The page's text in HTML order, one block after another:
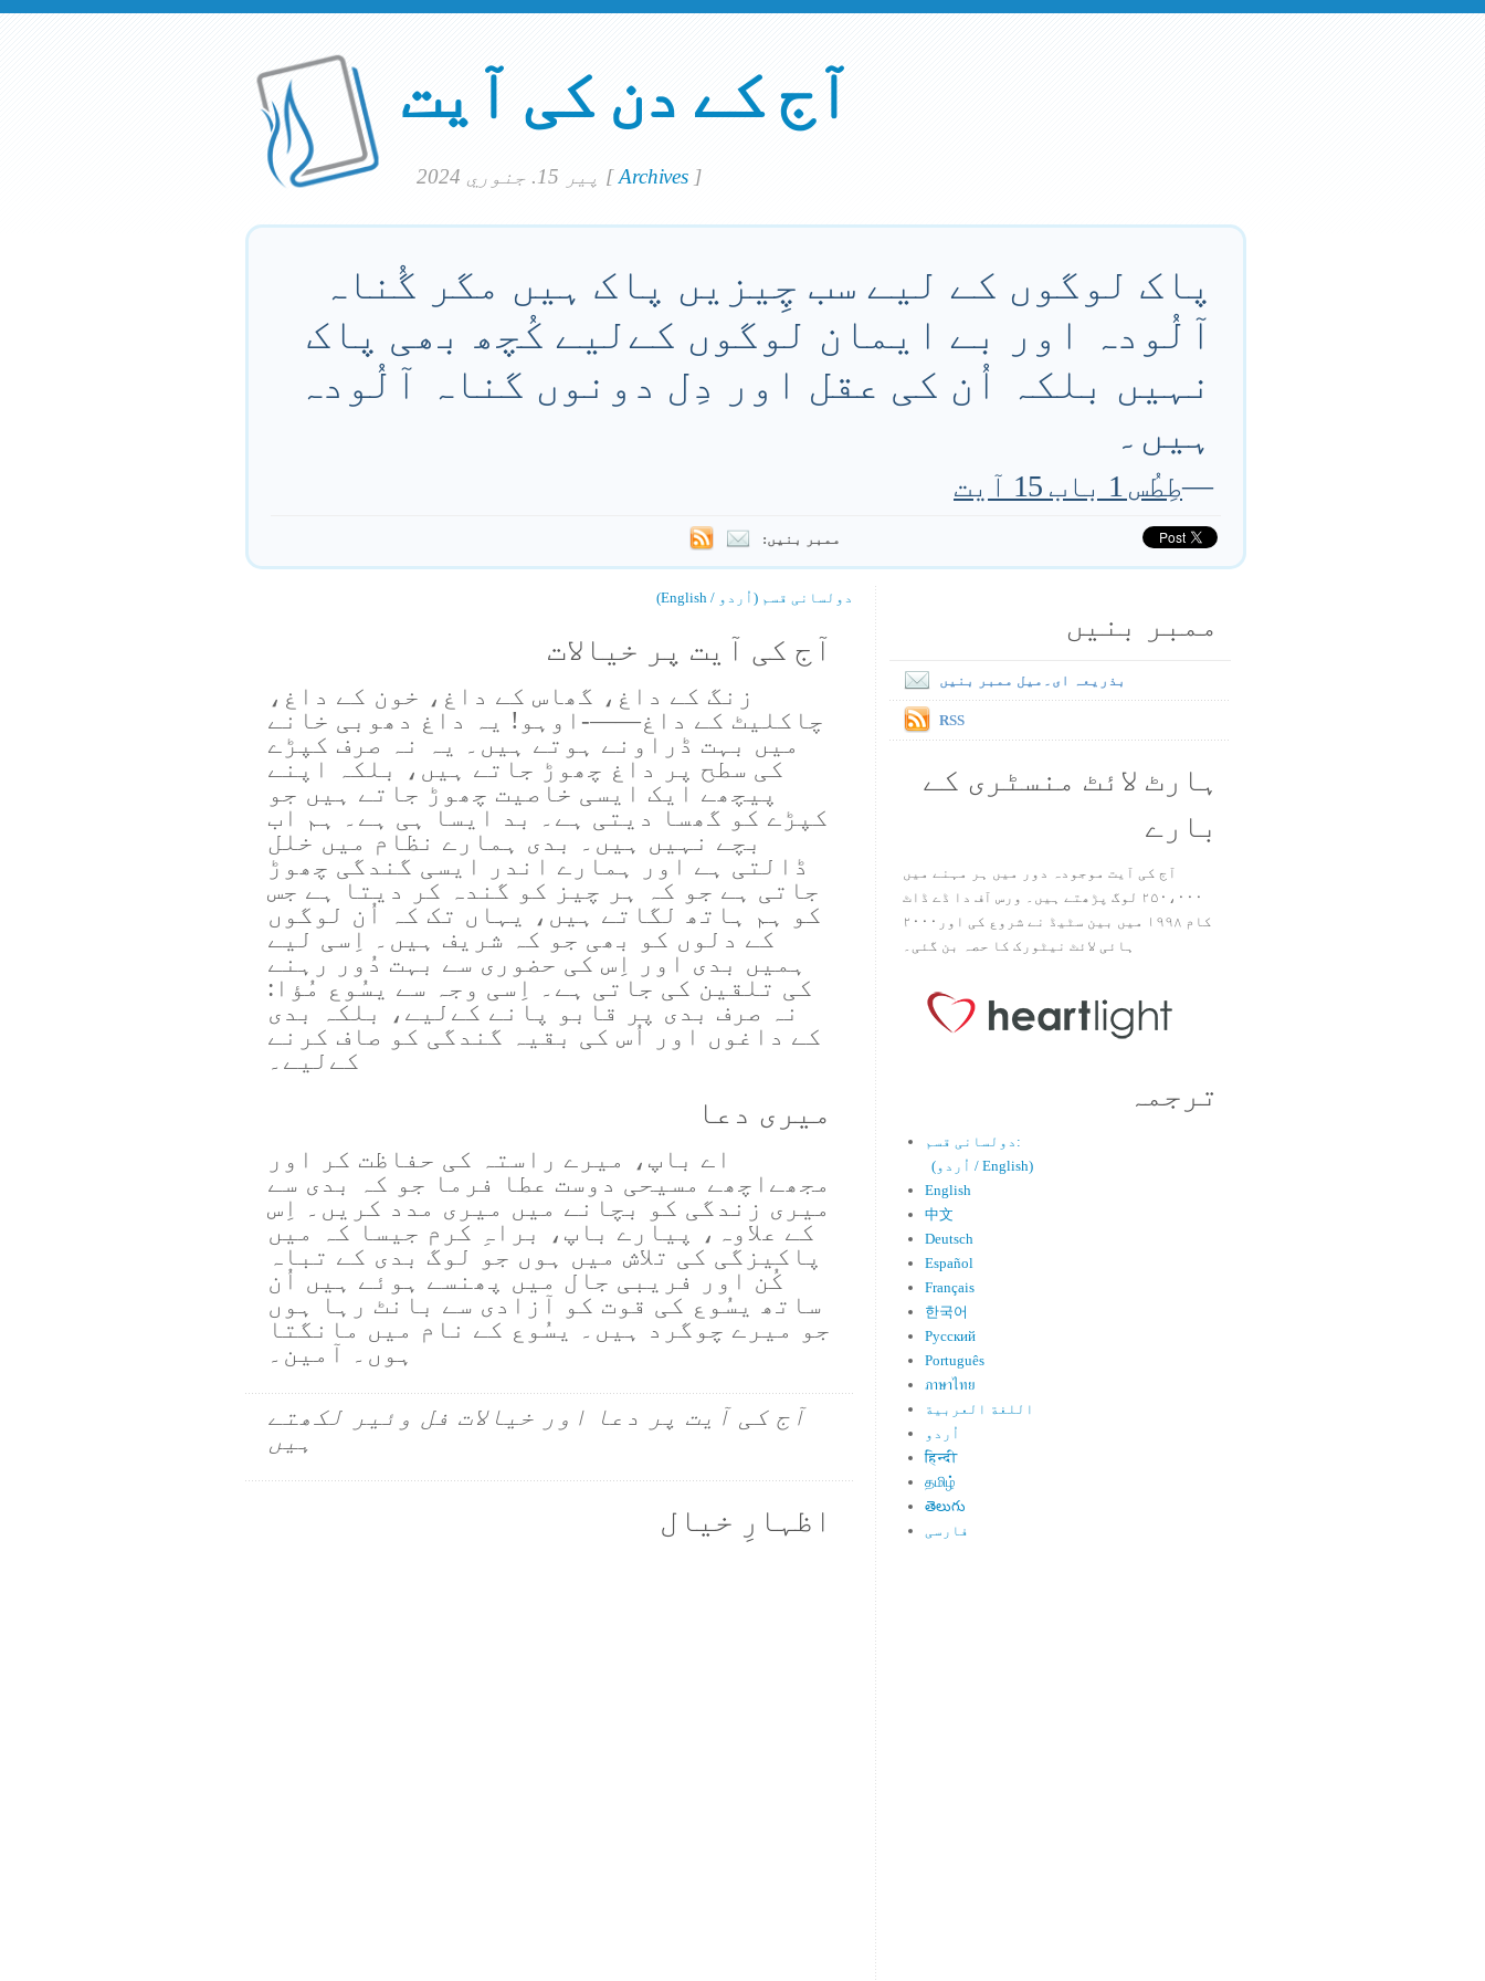
آج کے دن کی آیت
[Archives ]
پاک لوگوں کے لیے سب چِیزیں پاک ہیں مگر گُناہ
آلُودہ اور بے ایمان لوگوں کےلیے کُچھ بھی پاک
نہیں بلکہ اُن کی عقل اور دِل دونوں گناہ آلُودہ
ہیں۔
—طِطُس 1 باب 15 آیت
ممبر بنیں:
دولسانی قسم (اُردو / English)
آج کی آیت پر خیالات
زنگ کے داغ، گھاس کے داغ، خون کے داغ،
چاکلیٹ کے داغ——-اوہو! یہ داغ دھوبی خانے
میں بہت ڈراونے ہوتے ہیں۔ یہ نہ صرف کپڑے
کی سطح پر داغ چھوڑ جاتے ہیں، بلکہ اپنے
پیچھے ایک ایسی خاصیت چھوڑ جاتے ہیں جو
کپڑے کو گھسا دیتی ہے۔ بد ایسا ہی ہے۔ ہم اب
بچے نہیں ہیں۔ بدی ہمارے نظام میں خلل
ڈالتی ہے اور ہمارے اندر ایسی گندگی چھوڑ
جاتی ہے جو کہ ہر چیز کو گندہ کر دیتا ہے جس
کو ہم ہاتھ لگاتے ہیں، یہاں تک کہ اُن لوگوں
کے دلوں کو بھی جو کہ شریف ہیں۔ اِسی لیے
ہمیں بدی اور اِس کی حضوری سے بہت دُور رہنے
کی تلقین کی جاتی ہے۔ اِسی وجہ سے یسُوع مُؤا:
نہ صرف بدی پر قابو پانے کےلیے، بلکہ بدی
کے داغوں اور اُس کی بقیہ گندگی کو صاف کرنے
کےلیے۔
میری دعا
اے باپ، میرے راستہ کی حفاظت کر اور
مجھےاچھے مسیحی دوست عطا فرما جو کہ بدی سے
میری زندگی کو بچانے میں میری مدد کریں۔ اِس
کے علاوہ، پیارے باپ، براہِ کرم جیسا کہ میں
پاکیزگی کی تلاش میں ہوں جو لوگ بدی کے تباہ
کُن اور فریبی جال میں پھنسے ہوئے ہیں اُن
ساتھ یسُوع کی قوت کو آزادی سے بانٹ رہا ہوں
جو میرے چوگرد ہیں۔ یسُوع کے نام میں مانگتا
ہوں۔ آمین۔
آج کی آیت پر دعا اور خیالات فل وئیر لکھتے
ہیں
اظہارِ خیال
ممبر بنیں
بذریعہ ای۔میل ممبر بنیں
RSS
ہارٹ لائٹ منسٹری کے
بارے
آج کی آیت موجودہ دور میں ہر مہنے میں
۲۵۰،۰۰۰ لوگ پڑھتے ہیں۔ ورس آف دا ڈے ڈاٹ
کام ۱۹۹۸ میں بین سٹیڈ نے شروع کی اور۲۰۰۰
ہائی لائٹ نیٹورک کا حصہ بن گئی۔
ترجمہ
دولسانی قسم:
(اُردو / English)
English
中文
Deutsch
Español
Français
한국어
Русский
Português
ภาษาไทย
اللغة العربية
اُردو
हिन्दी
தமிழ்
తెలుగు
فارسی